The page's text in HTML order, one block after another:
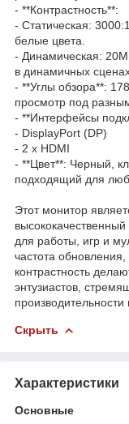
- **Контрастность**:
- Статическая:
белые цвета.
- Динамическая:
в динамичных
- **Углы обзора**:
просмотр под
- **Интерфейсы
- DisplayPort (DP)
- 2 x HDMI
- **Цвет**: Черный,
подходящий для
Этот монитор
для работы, игр и
частота
контрастность
энтузиастов,
производительности
Скрыть
Характеристики
Основные